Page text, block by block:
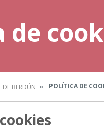
de
BERDÚN POLÍTICA DE